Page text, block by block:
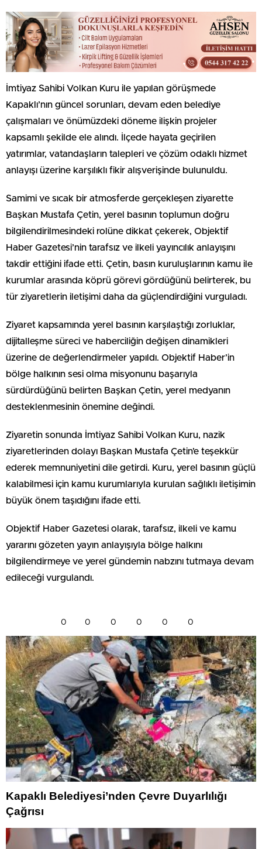
İmtiyaz Sahibi Volkan Kuru ile yapılan görüşmede
Kapaklı’nın güncel sorunları, devam eden belediye
çalışmaları ve önümüzdeki döneme ilişkin projeler
kapsamlı şekilde ele alındı. İlçede hayata geçirilen
yatırımlar, vatandaşların talepleri ve çözüm odaklı hizmet
anlayışı üzerine karşılıklı fikir alışverişinde bulunuldu.
Samimi ve sıcak bir atmosferde gerçekleşen ziyarette
Başkan Mustafa Çetin, yerel basının toplumun doğru
bilgilendirilmesindeki rolüne dikkat çekerek, Objektif
Haber Gazetesi’nin tarafsız ve ilkeli yayıncılık anlayışını
takdir ettiğini ifade etti. Çetin, basın kuruluşlarının kamu ile
kurumlar arasında köprü görevi gördüğünü belirterek, bu
tür ziyaretlerin iletişimi daha da güçlendirdiğini vurguladı.
Ziyaret kapsamında yerel basının karşılaştığı zorluklar,
dijitalleşme süreci ve haberciliğin değişen dinamikleri
üzerine de değerlendirmeler yapıldı. Objektif Haber’in
bölge halkının sesi olma misyonunu başarıyla
sürdürdüğünü belirten Başkan Çetin, yerel medyanın
desteklenmesinin önemine değindi.
Ziyaretin sonunda İmtiyaz Sahibi Volkan Kuru, nazik
ziyaretlerinden dolayı Başkan Mustafa Çetin’e teşekkür
ederek memnuniyetini dile getirdi. Kuru, yerel basının güçlü
kalabilmesi için kamu kurumlarıyla kurulan sağlıklı iletişimin
büyük önem taşıdığını ifade etti.
Objektif Haber Gazetesi olarak, tarafsız, ilkeli ve kamu
yararını gözeten yayın anlayışıyla bölge halkını
bilgilendirmeye ve yerel gündemin nabzını tutmaya devam
edileceği vurgulandı.
0 0 0 0 0 0
Kapaklı Belediyesi’nden Çevre Duyarlılığı
Çağrısı